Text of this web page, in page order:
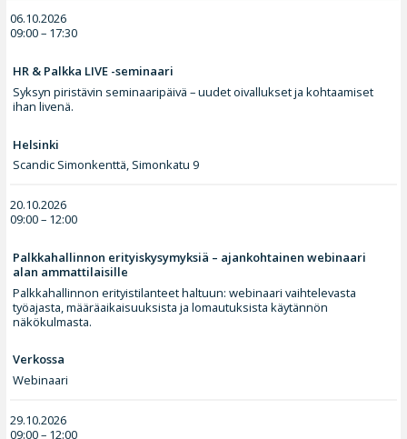
06.10.2026
09:00 – 17:30
HR & Palkka LIVE -seminaari
Syksyn piristävin seminaaripäivä – uudet oivallukset ja kohtaamiset
ihan livenä.
Helsinki
Scandic Simonkenttä, Simonkatu 9
20.10.2026
09:00 – 12:00
Palkkahallinnon erityiskysymyksiä – ajankohtainen webinaari
alan ammattilaisille
Palkkahallinnon erityistilanteet haltuun: webinaari vaihtelevasta
työajasta, määräaikaisuuksista ja lomautuksista käytännön
näkökulmasta.
Verkossa
Webinaari
29.10.2026
09:00 – 12:00